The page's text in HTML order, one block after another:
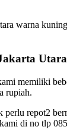
warna
memiliki
rupiah.
repot2
di no tlp